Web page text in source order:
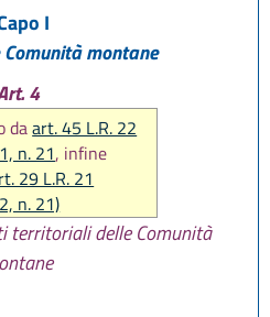
I
montane
4
daart. 45 L.R. 22
n. 21, infine
29 L.R. 21
n. 21)
territoriali delle Comunità